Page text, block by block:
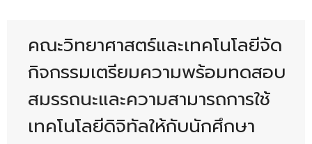
คณะวิทยาศาสตร์และเทคโนโลยีจัด
กิจกรรมเตรียมความพร้อมทดสอบ
สมรรถนะและความสามารถการใช้
เทคโนโลยีดิจิทัลให้กับนักศึกษา